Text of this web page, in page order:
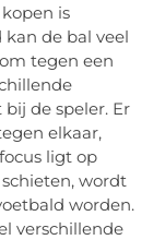
is
de bal veel
tegen een
de speler. Er
elkaar,
ligt op
wordt
worden.
verschillende